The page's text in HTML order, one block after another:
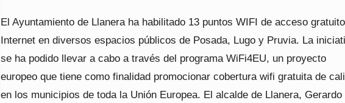
El Ayuntamiento de Llanera ha habilitado 13 puntos WIFI de acceso
Internet en diversos espacios públicos de Posada, Lugo y Pruvia. La
se ha podido llevar a cabo a través del programa WiFi4EU, un proyecto
europeo que tiene como finalidad promocionar cobertura wifi gratuita de
en los municipios de toda la Unión Europea. El alcalde de Llanera, Gerardo